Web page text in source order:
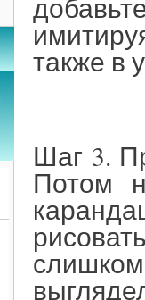
также в
Шаг 3.
Потом